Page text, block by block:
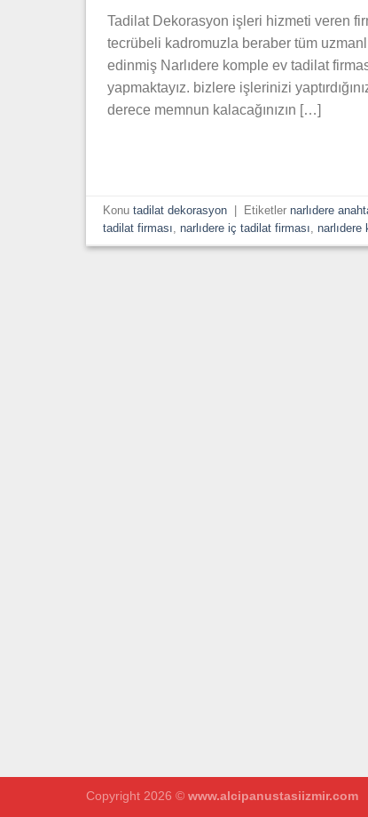
Tadilat Dekorasyon işleri hizmeti veren
tecrübeli kadromuzla beraber tüm
edinmiş Narlıdere komple ev tadilat
yapmaktayız. bizlere işlerinizi
derece memnun kalacağınızın […]
Konutadilat dekorasyon Etiketlernarlıdere
tadilat firması,narlıdere iç tadilat firması,narlıdere
Copyright 2026 © www.alcipanustasiizmir.com